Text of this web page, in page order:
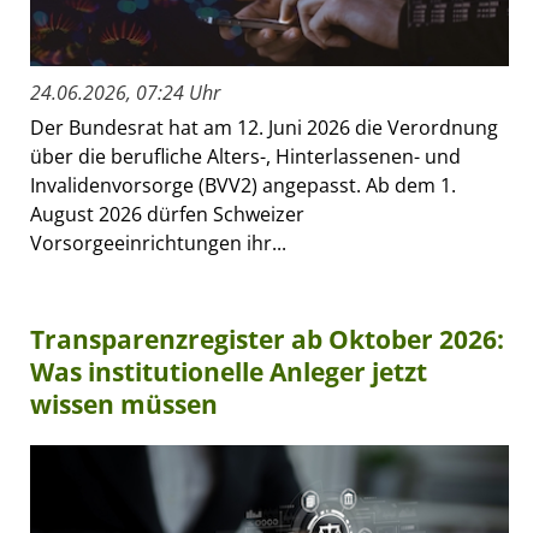
24.06.2026, 07:24 Uhr
Der Bundesrat hat am 12. Juni 2026 die Verordnung
über die berufliche Alters-, Hinterlassenen- und
Invalidenvorsorge (BVV2) angepasst. Ab dem 1.
August 2026 dürfen Schweizer
Vorsorgeeinrichtungen ihr...
Transparenzregister ab Oktober 2026:
Was institutionelle Anleger jetzt
wissen müssen